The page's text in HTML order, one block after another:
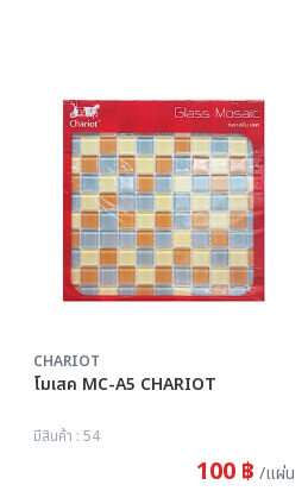
CHARIOT
โมเสค MC-A5 CHARIOT
มีสินค้า : 54
100 ฿ /แผ่น